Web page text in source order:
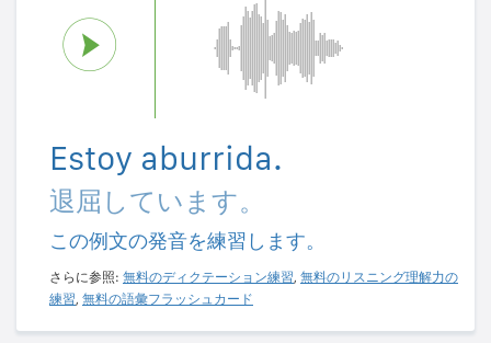
Estoy aburrida.
退屈しています。
この例文の発音を練習します。
さらに参照: 無料のディクテーション練習, 無料のリスニング理解力の
練習, 無料の語彙フラッシュカード